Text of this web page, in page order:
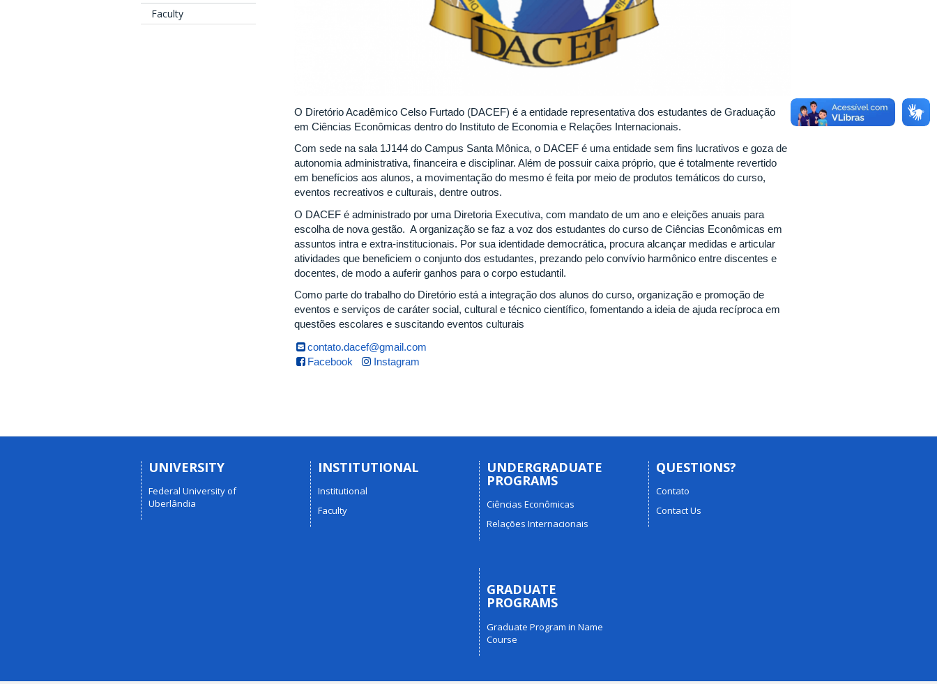
Faculty
O Diretório Acadêmico Celso Furtado (DACEF) é a entidade representativa dos estudantes de Graduação
em Ciências Econômicas dentro do Instituto de Economia e Relações Internacionais.
Com sede na sala 1J144 do Campus Santa Mônica, o DACEF é uma entidade sem fins lucrativos e goza de
autonomia administrativa, financeira e disciplinar. Além de possuir caixa próprio, que é totalmente revertido
em benefícios aos alunos, a movimentação do mesmo é feita por meio de produtos temáticos do curso,
eventos recreativos e culturais, dentre outros.
O DACEF é administrado por uma Diretoria Executiva, com mandato de um ano e eleições anuais para
escolha de nova gestão. A organização se faz a voz dos estudantes do curso de Ciências Econômicas em
assuntos intra e extra-institucionais. Por sua identidade democrática, procura alcançar medidas e articular
atividades que beneficiem o conjunto dos estudantes, prezando pelo convívio harmônico entre discentes e
docentes, de modo a auferir ganhos para o corpo estudantil.
Como parte do trabalho do Diretório está a integração dos alunos do curso, organização e promoção de
eventos e serviços de caráter social, cultural e técnico científico, fomentando a ideia de ajuda recíproca em
questões escolares e suscitando eventos culturais
contato.dacef@gmail.com
Facebook
Instagram
UNIVERSITY
Federal University of
Uberlândia
INSTITUTIONAL
Institutional
Faculty
UNDERGRADUATE
PROGRAMS
Ciências Econômicas
Relações Internacionais
GRADUATE
PROGRAMS
Graduate Program in Name
Course
QUESTIONS?
Contato
Contact Us